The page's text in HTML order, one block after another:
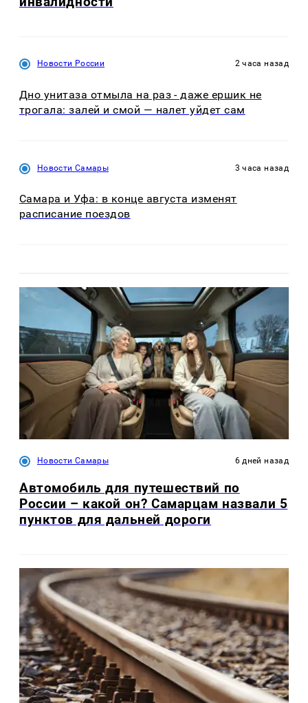
Новости России 2 часа назад
Дно унитаза отмыла на раз - даже ершик не
трогала: залей и смой — налет уйдет сам
Новости Самары 3 часа назад
Самара и Уфа: в конце августа изменят
расписание поездов
Новости Самары 6 дней назад
Автомобиль для путешествий по
России – какой он? Самарцам назвали 5
пунктов для дальней дороги